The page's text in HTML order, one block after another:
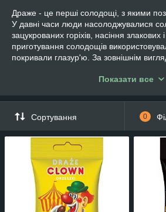
Драже - це перші солодощі, з якими
У давні часи люди насолоджувалися
зацукрованих горіхів, насіння злакових
приготування солодощів
покривали глазур'ю. За зовнішнім
знайшли лише в далекому майбутньому.
застосовується для багатьох цілей,
символічні, сприяючи завершеному
столу. Це невеликі круглі цукерки,
Різноманітнішоколадні цукерки в
naDessertможна купити за доступною
Показати все
Сортування 0